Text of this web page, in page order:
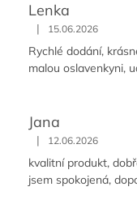
Lenka
| 15.06.2026
Rychlé dodání,
malou oslavenkyni,
Jana
| 12.06.2026
kvalitní produkt,
jsem spokojená,